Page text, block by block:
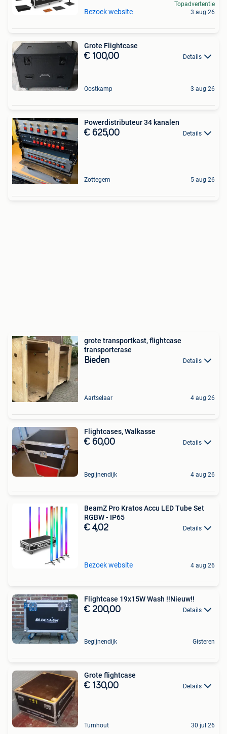
Bezoek website
Topadvertentie
3 aug 26
Grote Flightcase
€ 100,00 Details
Oostkamp 3 aug 26
Powerdistributeur 34 kanalen
€ 625,00 Details
Zottegem 5 aug 26
grote transportkast, flightcase
transportcrase
Bieden Details
Aartselaar 4 aug 26
Flightcases, Walkasse
€ 60,00 Details
Begijnendijk 4 aug 26
BeamZ Pro Kratos Accu LED Tube Set
RGBW - IP65
€ 4,02 Details
Bezoek website 4 aug 26
Flightcase 19x15W Wash !!Nieuw!!
€ 200,00 Details
Begijnendijk Gisteren
Grote flightcase
€ 130,00 Details
Turnhout 30 jul 26